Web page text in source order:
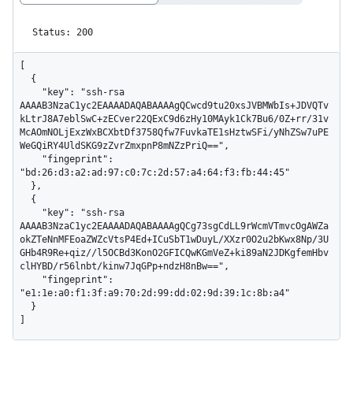
Status: 200
AAAAB3NzaC1yc2EAAAADAQABAAAAgQCwcd9tu20xsJVBMWbIs+JDVQTv
kLtrJ8A7eblSwC+zECver22QExC9d6zHy10MAyk1Ck7Bu6/0Z+rr/31v
McAOmNOLjExzWxBCXbtDf3758Qfw7FuvkaTE1sHztwSFi/yNhZSw7uPE
WeGQiRY4UldSKG9zZvrZmxpnP8mNZzPriQ==",
"bd:26:d3:a2:ad:97:c0:7c:2d:57:a4:64:f3:fb:44:45"
AAAAB3NzaC1yc2EAAAADAQABAAAAgQCg73sgCdLL9rWcmVTmvcOgAWZa
okZTeNnMFEoaZWZcVtsP4Ed+ICuSbT1wDuyL/XXzr0O2u2bKwx8Np/3U
GHb4R9Re+qiz//l5OCBd3KonO2GFICQwKGmVeZ+ki89aN2JDKgfemHbv
clHYBD/r56lnbt/kinw7JqGPp+ndzH8nBw==",
"e1:1e:a0:f1:3f:a9:70:2d:99:dd:02:9d:39:1c:8b:a4"